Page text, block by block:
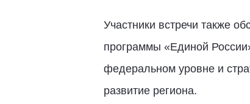
Участники встречи также
программы «Единой
федеральном уровне и
развитие региона.